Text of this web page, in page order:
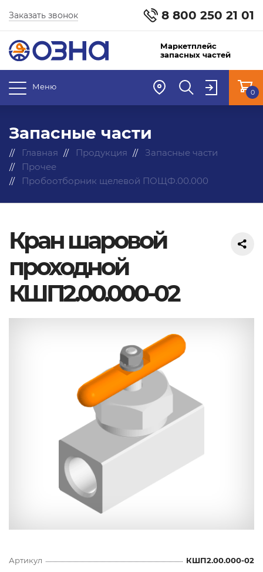
8 800 250 21 01
Заказать звонок
Маркетплейс
запасных частей
Меню
0
Запасные части
Главная Продукция
Запасные части
Прочее
Пробоотборник щелевой ПОЩФ.00.000
Кран шаровой
проходной
КШП2.00.000-02
Артикул
КШП2.00.000-02